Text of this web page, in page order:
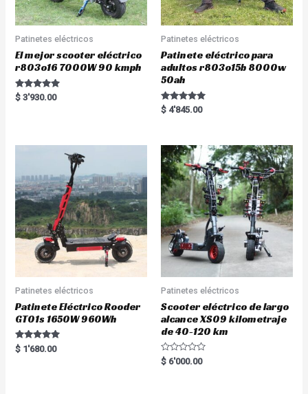
Patinetes eléctricos
El mejor scooter eléctrico
r803o16 7000W 90 kmph
Rated
5.00
$ 3'930.00
Patinetes eléctricos
Patinete eléctrico para
adultos r803o15b 8000w
50ah
Rated
5.00
$ 4'845.00
Patinetes eléctricos
Patinete Eléctrico Rooder
GT01s 1650W 960Wh
Rated
5.00
$ 1'680.00
Patinetes eléctricos
Scooter eléctrico de largo
alcance XS09 kilometraje
de 40-120 km
R
a
$ 6'000.00